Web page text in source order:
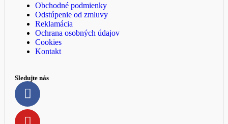
Obchodné podmienky
Odstúpenie od zmluvy
Reklamácia
Ochrana osobných údajov
Cookies
Kontakt
Sledujte nás